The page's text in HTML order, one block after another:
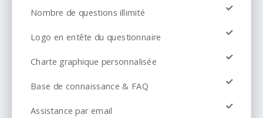
Nombre de questions illimité
Logo en entête du questionnaire
Charte graphique personnalisée
Base de connaissance & FAQ
Assistance par email